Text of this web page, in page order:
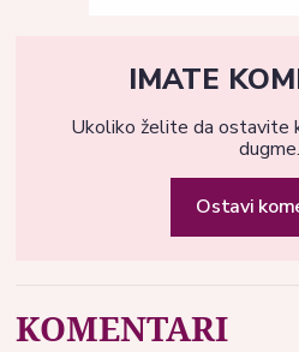
IMATE
Ukoliko želite da ostavite
dugme.
Ostavi
KOMENTARI